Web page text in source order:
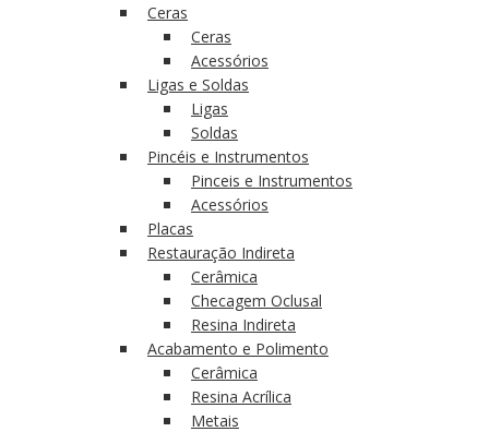
Ceras
Ceras
Acessórios
Ligas e Soldas
Ligas
Soldas
Pincéis e Instrumentos
Pinceis e Instrumentos
Acessórios
Placas
Restauração Indireta
Cerâmica
Checagem Oclusal
Resina Indireta
Acabamento e Polimento
Cerâmica
Resina Acrílica
Metais